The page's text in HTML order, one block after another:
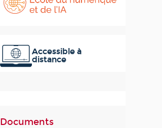
Accessible à
distance
Documents